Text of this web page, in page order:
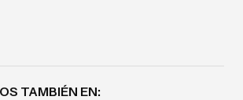
TAMBIÉN EN: